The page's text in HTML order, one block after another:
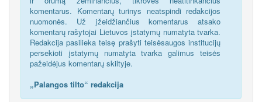
komentarus. Komentarų turinys neatspindi redakcijos
nuomonės. Už įžeidžiančius komentarus atsako
komentarų rašytojai Lietuvos įstatymų numatyta tvarka.
Redakcija pasilieka teisę prašyti teisėsaugos institucijų
persekioti įstatymų numatyta tvarka galimus teisės
pažeidėjus komentarų skiltyje.
„Palangos tilto“ redakcija